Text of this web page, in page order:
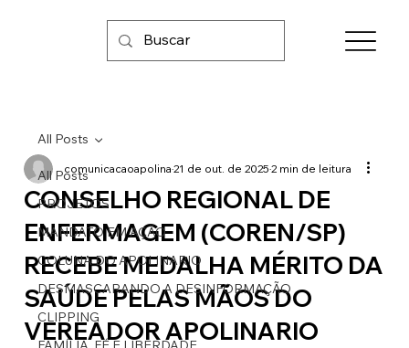
All Posts
PROJETOS
MANDATO EM AÇÃO
COLUNA DO APOLINARIO
DESMASCARANDO A DESINFORMAÇÃO
CLIPPING
All Posts
CONSELHO REGIONAL DE
ENFERMAGEM (COREN/SP)
RECEBE MEDALHA MÉRITO DA
SAÚDE PELAS MÃOS DO
VEREADOR APOLINARIO
comunicacaoapolina21 de out. de 20252 min de leitura